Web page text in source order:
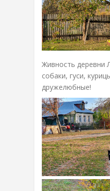
Живность деревни
собаки, гуси,
дружелюбные!